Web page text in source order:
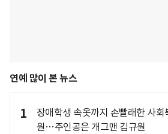
연예 많이 본 뉴스
1
장애학생 속옷까지 손빨래한 사회
원…주인공은 개그맨 김규원